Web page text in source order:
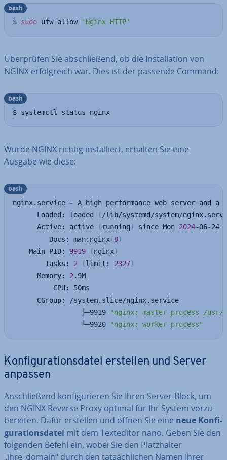
$ sudo ufw allow 'Nginx HTTP'
bash
Über­prü­fen Sie ab­schlie­ßend, ob die In­stal­la­ti­on von
NGINX er­folg­reich war. Dies ist der passende Command:
$ systemctl status nginx
bash
Wurde NGINX richtig in­stal­liert, erhalten Sie eine
Ausgabe wie diese:
nginx.service - A high performance web server and a
      Loaded: loaded
( /lib/systemd/system/
      Active: active
( running ) since Mon 2024-06-24
         Docs: man:nginx
(8)
    Main PID:
9919 (nginx)
        Tasks:
2 (limit: 2327)
      Memory:
2 .9M
          CPU: 50ms
      CGroup: /system.slice/nginx.service
                 ├─9919
"nginx: master process /usr/
                 └─9920
"nginx: worker process"
bash
Kon­fi­gu­ra­ti­ons­da­tei erstellen und Server
anpassen
An­schlie­ßend kon­fi­gu­rie­ren Sie Ihren Server-Block, um
den NGINX Reverse Proxy optimal für Ihr System vor­zu­
be­rei­ten. Dafür erstellen und öffnen Sie eine neue Kon­fi­
gu­ra­ti­ons­da­tei mit dem Text­edi­tor nano. Geben Sie den
folgenden Befehl ein, wobei Sie den Platz­hal­ter
„ihre_domain“ durch den tat­säch­li­chen Namen Ihrer